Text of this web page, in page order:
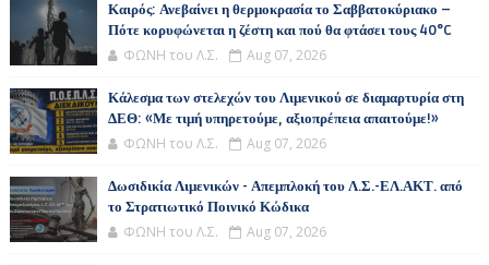
Καιρός: Ανεβαίνει η θερμοκρασία το Σαββατοκύριακο –
Πότε κορυφώνεται η ζέστη και πού θα φτάσει τους 40°C
ΦΩΝΗ του Λ.Σ. Aug 07, 2026
Κάλεσμα των στελεχών του Λιμενικού σε διαμαρτυρία στη
ΔΕΘ: «Με τιμή υπηρετούμε, αξιοπρέπεια απαιτούμε!»
ΦΩΝΗ του Λ.Σ. Aug 07, 2026
Δωσιδικία Λιμενικών - Απεμπλοκή του Λ.Σ.-ΕΛ.ΑΚΤ. από
το Στρατιωτικό Ποινικό Κώδικα
ΦΩΝΗ του Λ.Σ. Aug 07, 2026